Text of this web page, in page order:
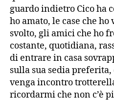
guardo indietro Cico ha
ho amato, le case che
svolto, gli amici che ho
costante, quotidiana,
di entrare in casa
sulla sua sedia
venga incontro
ricordarmi che non c’è